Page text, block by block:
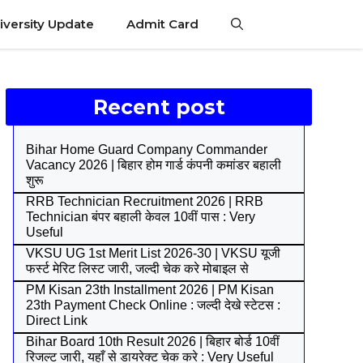
Update Admit Card
Recent post
Bihar Home Guard Company Commander
Vacancy 2026 | बिहार होम गार्ड कंपनी कमांडर बहाली
शुरू
RRB Technician Recruitment 2026 | RRB
Technician बंपर बहाली केवल 10वीं पास : Very
Useful
VKSU UG 1st Merit List 2026-30 | VKSU यूजी
फर्स्ट मेरिट लिस्ट जारी, जल्दी चेक करे मोबाइल से
PM Kisan 23th Installment 2026 | PM Kisan
23th Payment Check Online : जल्दी देखे स्टेटस :
Direct Link
Bihar Board 10th Result 2026 | बिहार बोर्ड 10वीं
रिजल्ट जारी, यहाँ से डायरेक्ट चेक करे : Very Useful